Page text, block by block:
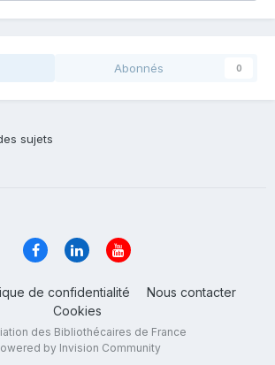
Abonnés 0
sujets
de confidentialité
Nous contacter
Cookies
des Bibliothécaires de France
by Invision Community